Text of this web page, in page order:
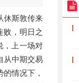
休斯敦传来
败，明日之
，上一场对
从中期交易
情况下，